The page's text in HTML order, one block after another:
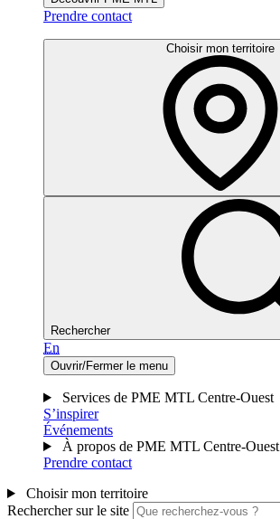
Prendre contact
Choisir mon territoire
Rechercher
En
Ouvrir/Fermer le menu
Services de PME MTL Centre-Ouest
S’inspirer
Événements
À propos de PME MTL Centre-Ouest
Prendre contact
Choisir mon territoire
Rechercher sur le site